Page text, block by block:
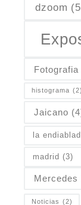
dzoom
histograma (2)
Jaicano
la
madrid (3)
Mercedes
Noticias (2)